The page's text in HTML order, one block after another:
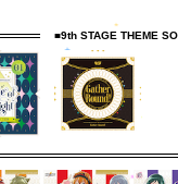
■9th STAGE THEME